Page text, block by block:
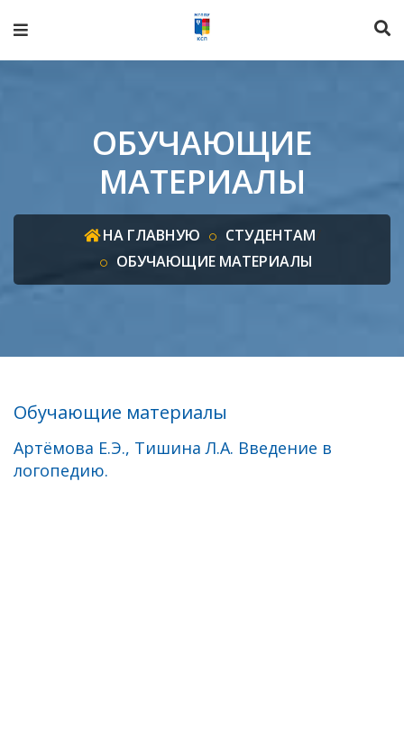
ОБУЧАЮЩИЕ
МАТЕРИАЛЫ
НА ГЛАВНУЮ СТУДЕНТАМ
ОБУЧАЮЩИЕ МАТЕРИАЛЫ
Обучающие материалы
Артёмова Е.Э., Тишина Л.А. Введение в
логопедию.